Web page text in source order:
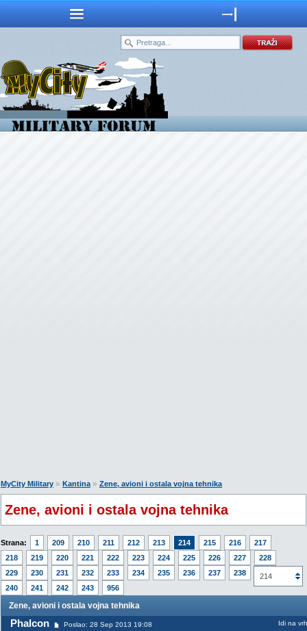
MyCity Military » Kantina» Zene, avioni i ostala vojna tehnika
Zene, avioni i ostala vojna tehnika
Strana: 1 209 210 211 212 213 214 215 216
217
218
219 220 221 222 223 224 225 226 227
228
229
230 231 232 233 234 235 236 237 238
239
240
241 242 243 956
214
Zene, avioni i ostala vojna tehnika
Phalcon Poslao: 28 Sep 2013 19:08 Idi na vrh